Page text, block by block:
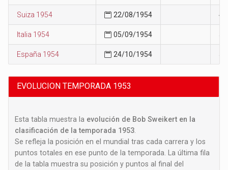
Suiza 1954 22/08/1954 48
Italia 1954 05/09/1954 51
España 1954 24/10/1954 54
EVOLUCION TEMPORADA 1953
Esta tabla muestra la evolución de Bob Sweikert en la
clasificación de la temporada 1953
Se refleja la posición en el mundial tras cada carrera y los
puntos totales en ese punto de la temporada. La última fila
de la tabla muestra su posición y puntos al final del